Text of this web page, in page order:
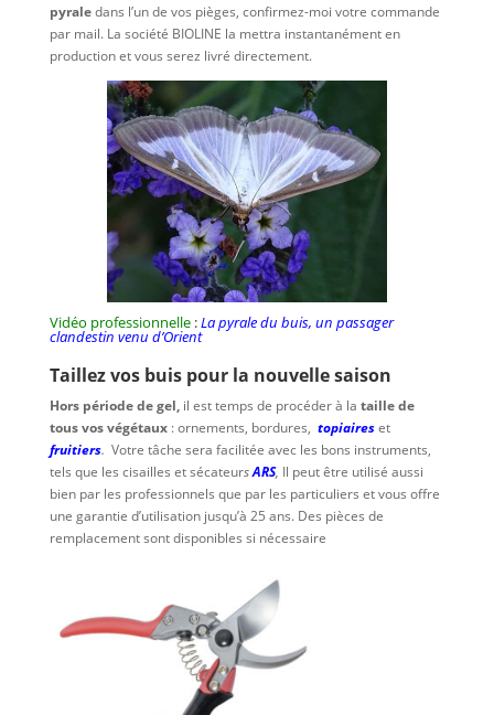
pyraledans l’un de vos pièges, confirmez-moi votre commande
par mail. La société BIOLINE la mettra instantanément en
production et vous serez livré directement.
Vidéo professionnelle:La pyrale du buis, un passager
clandestin venu d’Orient
Taillez vos buis pour la nouvelle saison
Hors période de gel,il est temps de procéder à la taillede
tous vosvégétaux: ornements, bordures, topiaireset
fruitiers. Votre tâche sera facilitée avec les bons instruments,
tels que les cisailles et sécateursARS, Il peut être utilisé aussi
bien par les professionnels que par les particuliers et vous offre
une garantie d’utilisation jusqu’à 25 ans. Des pièces de
remplacement sont disponibles si nécessaire